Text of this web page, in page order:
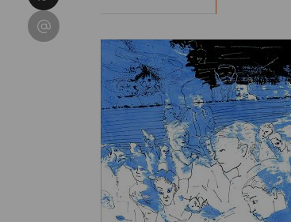
Condividi su Email